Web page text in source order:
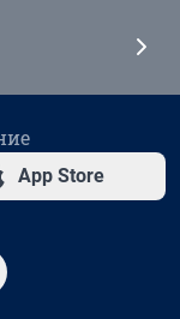
App Store